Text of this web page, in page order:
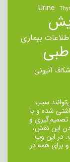
Urine
بیماری
شکاف آنیونی
سبب
شده و با
تصمیم‌گیری و
این نقش،
در این وب
برای همه در